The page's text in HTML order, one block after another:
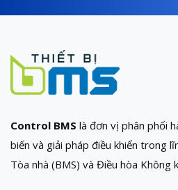
Control BMS là đơn vị phân phối
biến và giải pháp điều khiển trong
Tòa nhà (BMS) và Điều hòa Không